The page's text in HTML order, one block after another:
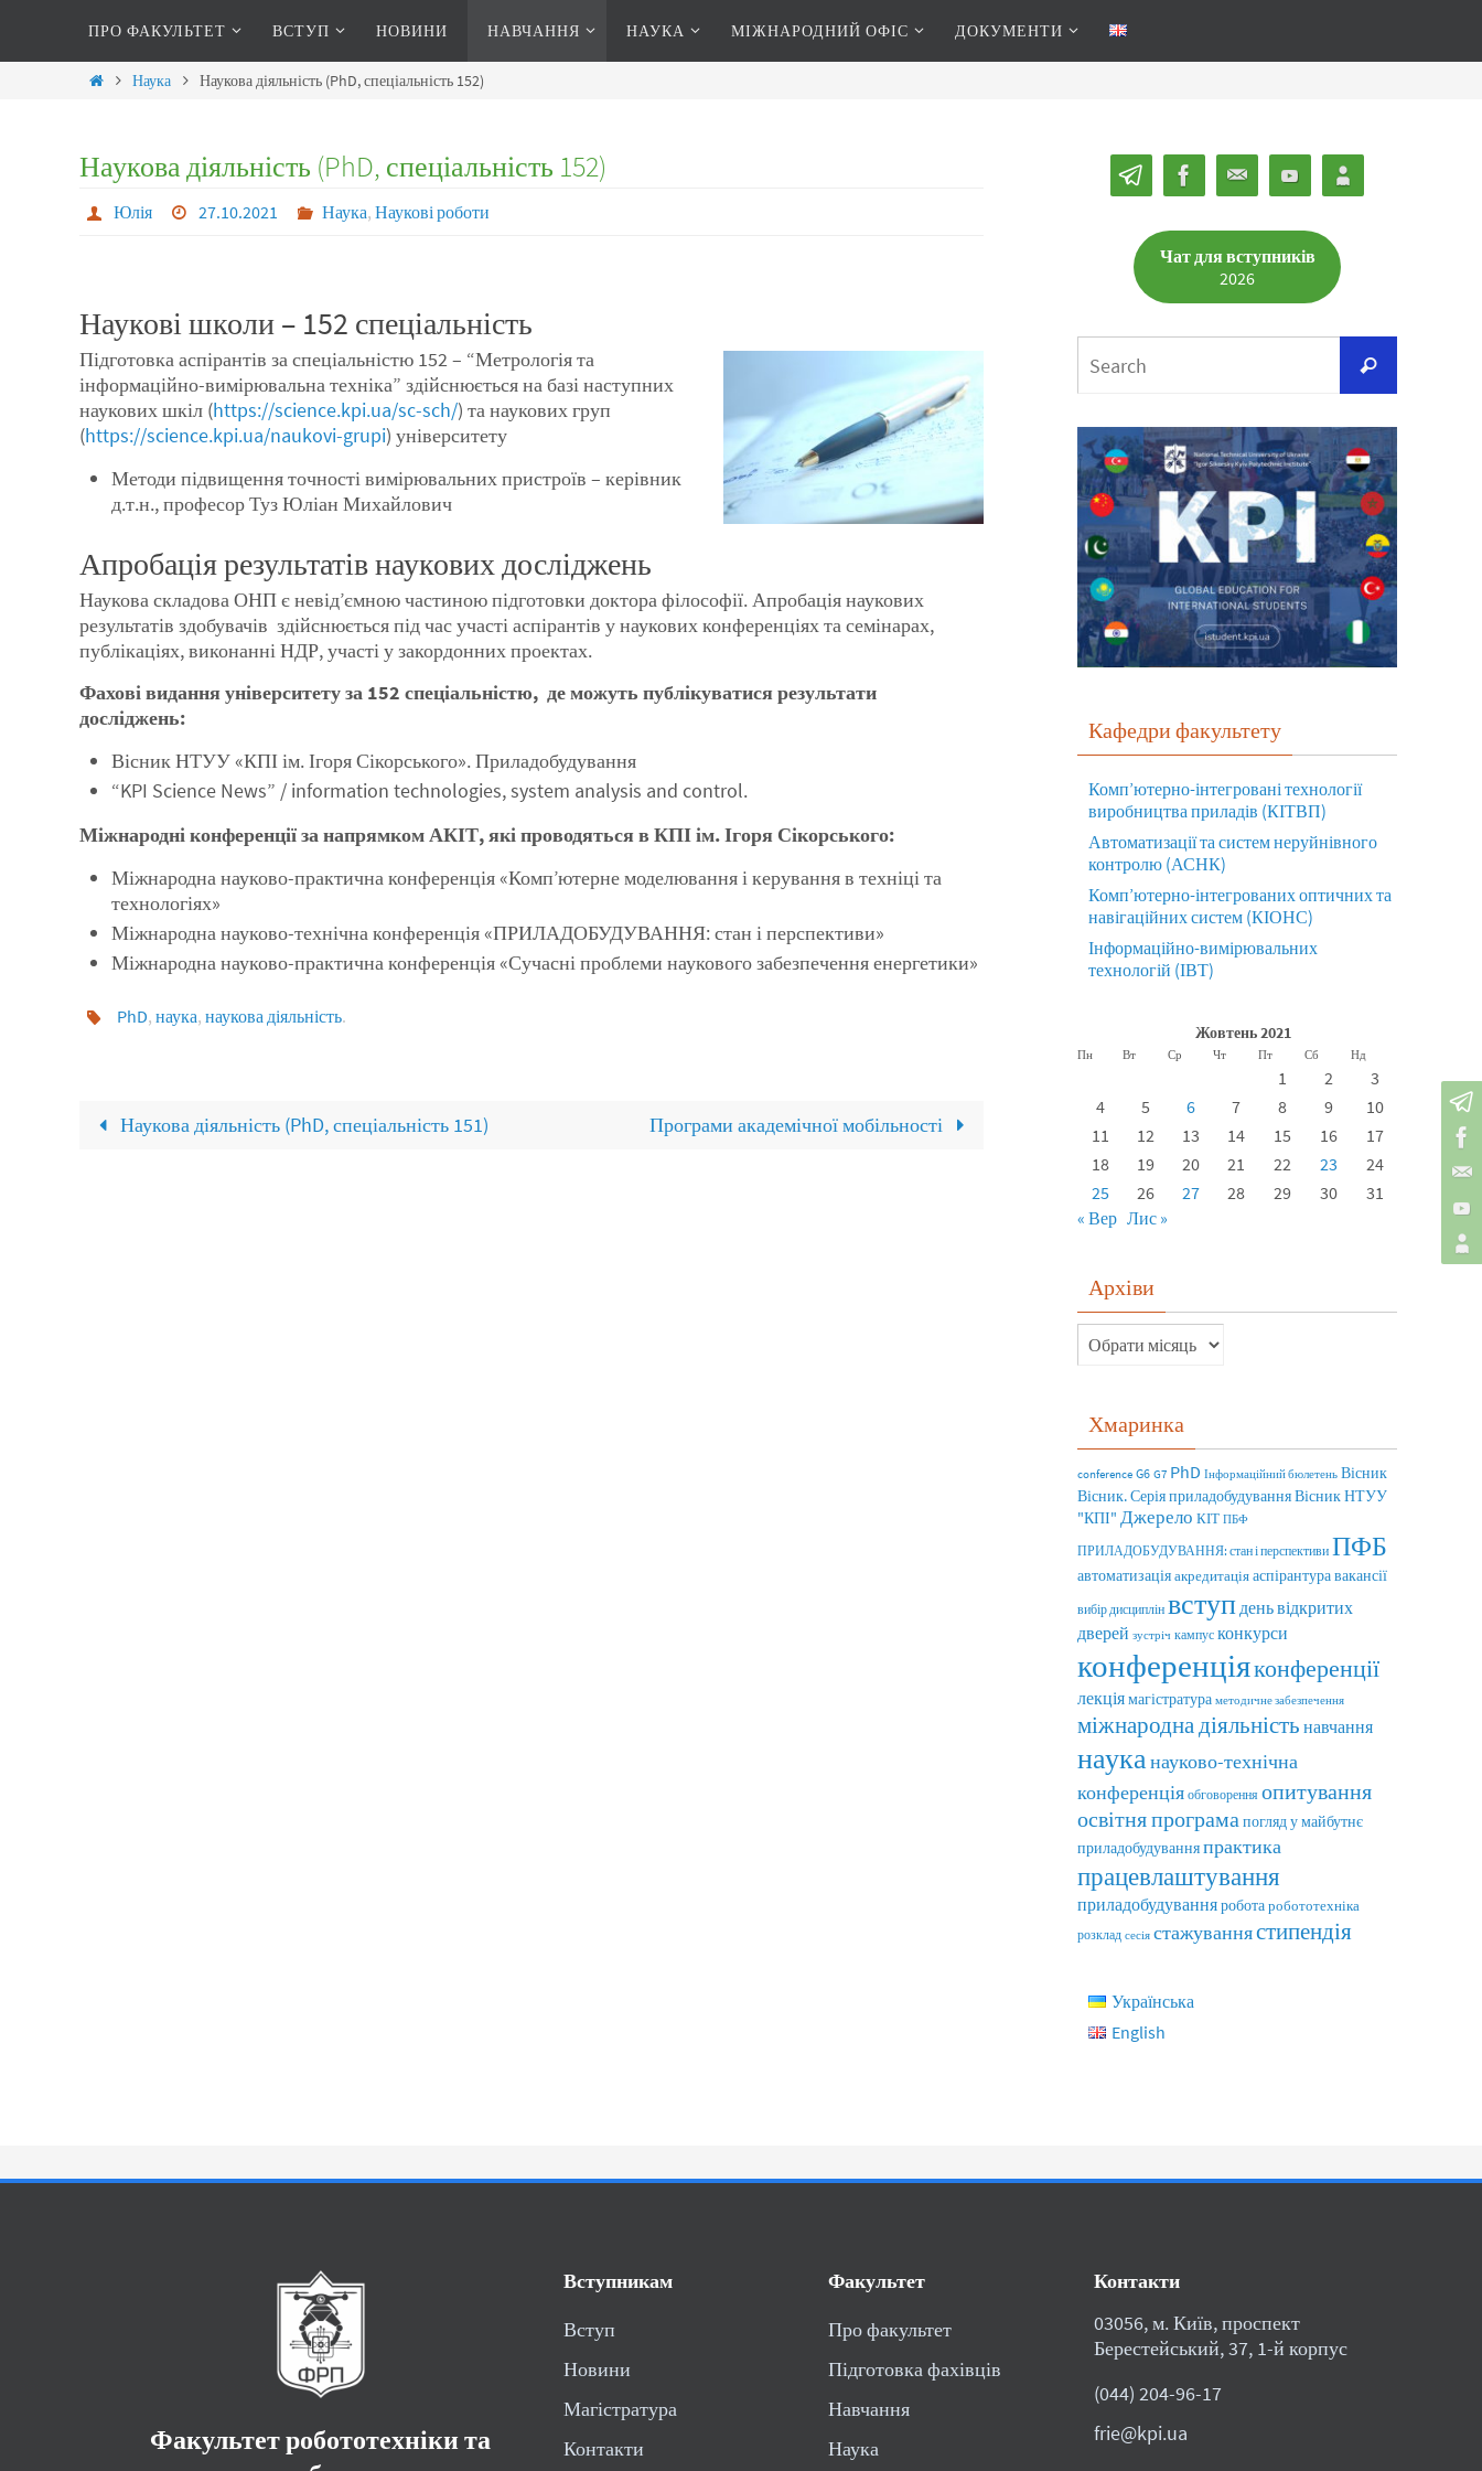
ПРО ФАКУЛЬТЕТ ВСТУП НОВИНИ НАВЧАННЯ НАУКА МІЖНАРОДНИЙ ОФІС ДОКУМЕНТИ
Наука Наукова діяльність (PhD, спеціальність 152)
Наукова діяльність (PhD, спеціальність 152)
Юлія 27.10.2021 Наука,Наукові роботи
Наукові школи – 152 спеціальність
Підготовка аспірантів за спеціальністю 152 – “Метрологія та
інформаційно-вимірювальна техніка” здійснюється на базі наступних
наукових шкіл (https://science.kpi.ua/sc-sch/) та наукових груп
(https://science.kpi.ua/naukovi-grupi) університету
Методи підвищення точності вимірювальних пристроїв – керівник
д.т.н., професор Туз Юліан Михайлович
Апробація результатів наукових досліджень
Наукова складова ОНП є невід’ємною частиною підготовки доктора філософії. Апробація наукових
результатів здобувачів здійснюється під час участі аспірантів у наукових конференціях та семінарах,
публікаціях, виконанні НДР, участі у закордонних проектах.
Фахові видання університету за 152 спеціальністю, де можуть публікуватися результати
досліджень:
Вісник НТУУ «КПІ ім. Ігоря Сікорського». Приладобудування
“KPI Science News” / information technologies, system analysis and control.
Міжнародні конференції за напрямком АКІТ, які проводяться в КПІ ім. Ігоря Сікорського:
Міжнародна науково-практична конференція «Комп’ютерне моделювання і керування в техніці та
технологіях»
Міжнародна науково-технічна конференція «ПРИЛАДОБУДУВАННЯ: стан і перспективи»
Міжнародна науково-практична конференція «Сучасні проблеми наукового забезпечення енергетики»
PhD, наука, наукова діяльність.
Наукова діяльність (PhD, спеціальність 151) Програми академічної мобільності
Чат для вступників
2026
Кафедри факультету
Комп’ютерно-інтегровані технології
виробництва приладів (КІТВП)
Автоматизації та систем неруйнівного
контролю (АСНК)
Комп’ютерно-інтегрованих оптичних та
навігаційних систем (КІОНС)
Інформаційно-вимірювальних
технологій (ІВТ)
Жовтень 2021
Пн Вт Ср Чт Пт Сб Нд
1 2
3
4
5 6 7 8 9
10
11
12 13 14 15 16
17
18
19 20 21 22 23
24
25
26 27 28 29 30
31
« Вер Лис »
Архіви
Хмаринка
conference G6 G7 PhD Інформаційний бюлетень Вісник
Вісник. Серія приладобудуванняВісник НТУУ
"КПІ" Джерело КІТ ПБФ
ПРИЛАДОБУДУВАННЯ: стан і перспективи ПФБ
автоматизаціяакредитаціяаспірантуравакансії
вибір дисциплін вступ день відкритих
дверей зустріч кампус конкурси
конференціяконференції
лекціямагістратура методичне забезпечення
міжнародна діяльність навчання
науканауково-технічна
конференція обговорення опитування
освітня програмапогляд у майбутнє
приладобудуванняпрактика
працевлаштування
приладобудуванняроботаробототехніка
розклад сесія стажуваннястипендія
Українська
English
Факультет робототехніки та
Вступникам
Вступ
Новини
Магістратура
Контакти
Факультет
Про факультет
Підготовка фахівців
Навчання
Наука
Контакти
03056, м. Київ, проспект
Берестейський, 37, 1-й корпус
(044) 204-96-17
frie@kpi.ua